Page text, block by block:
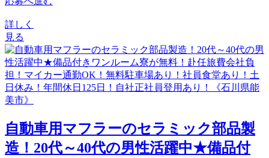
詳しく
見る
自動車用マフラーのセラミック部品製
造！20代～40代の男性活躍中★備品付